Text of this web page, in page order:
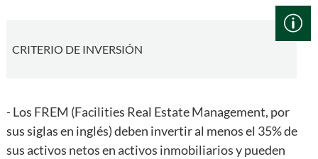
CRITERIO DE INVERSIÓN
- Los FREM (Facilities Real Estate Management, por
sus siglas en inglés)deben invertir al menos el 35% de
sus activos netos en activos inmobiliarios y pueden